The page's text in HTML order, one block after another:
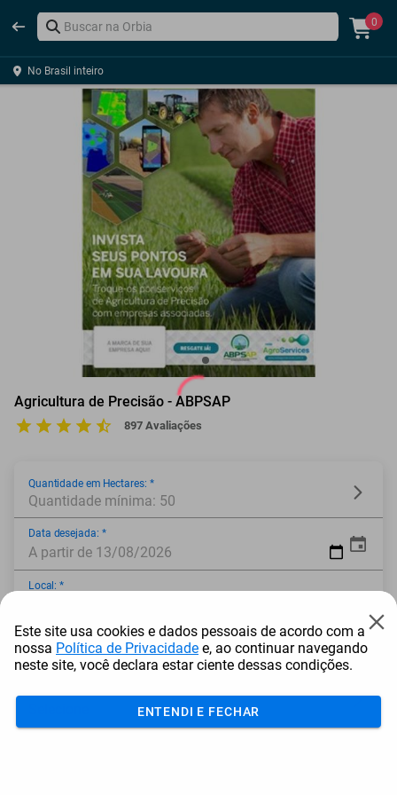
0
No Brasil inteiro
Agricultura de Precisão - ABPSAP
897 Avaliações
Quantidade em Hectares: *
Quantidade mínima: 50
Data desejada: *
A partir de 13/08/2026
Local: *
Modalidade: *
Este site usa cookies e dados pessoais de acordo com a
nossa Política de Privacidade e, ao continuar navegando
neste site, você declara estar ciente dessas condições.
ENTENDI E FECHAR